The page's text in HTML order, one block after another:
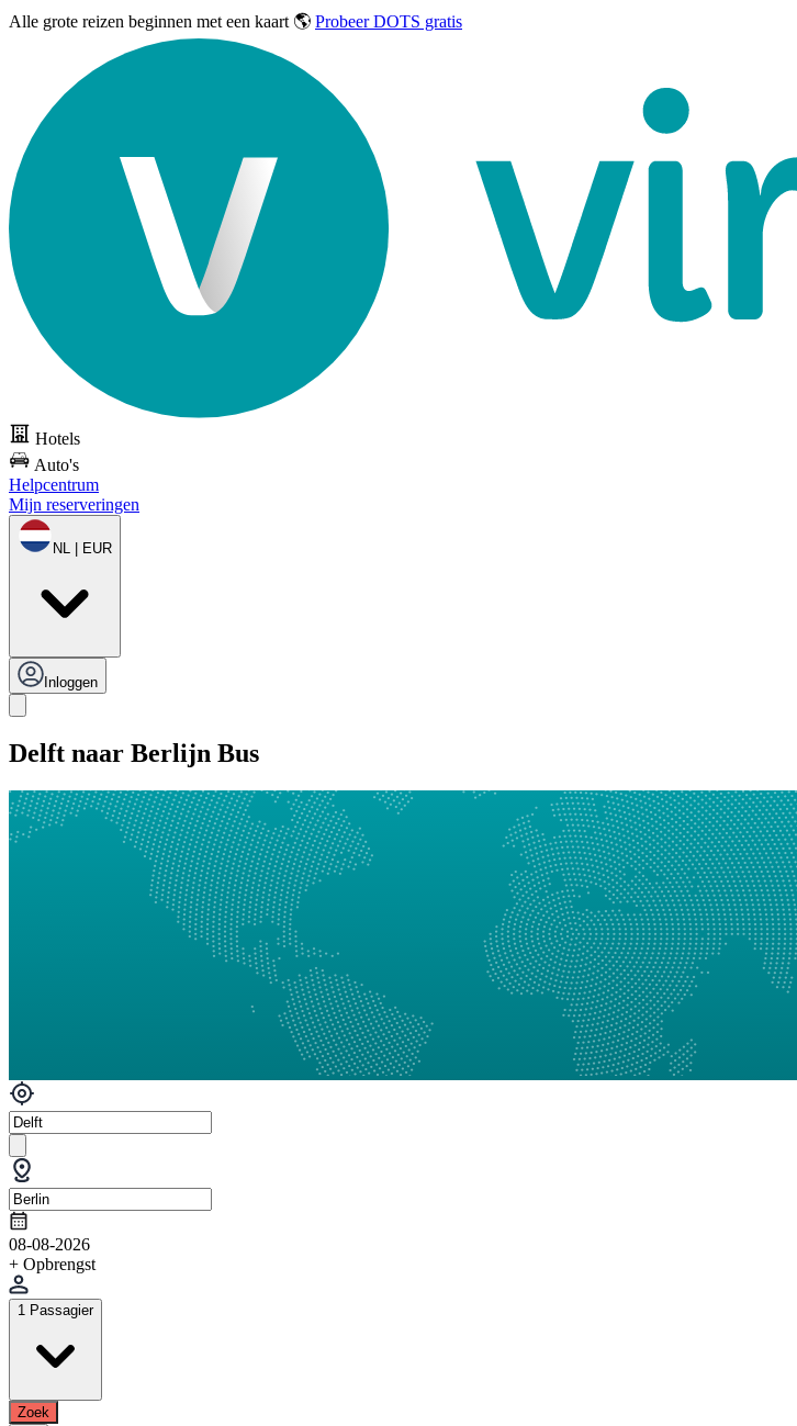
Alle grote reizen beginnen met een kaart 🌎 Probeer DOTS gratis
Hotels
Auto's
Helpcentrum
Mijn reserveringen
NL | EUR
Inloggen
Delft naar Berlijn Bus
08-08-2026
+ Opbrengst
1 Passagier
Zoek